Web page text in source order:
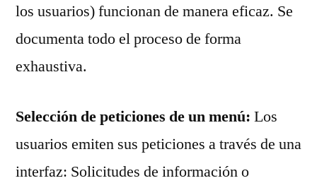
los usuarios) funcionan de manera eficaz. Se
documenta todo el proceso de forma
exhaustiva.
Selección de peticiones de un menú: Los
usuarios emiten sus peticiones a través de una
interfaz: Solicitudes de información o